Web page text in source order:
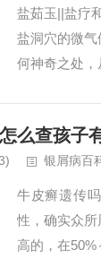
盐茹玉||盐疗
盐洞穴的微
何神奇之处，
么查孩子
银屑病百
牛皮癣遗传
性，确实众
高的，在